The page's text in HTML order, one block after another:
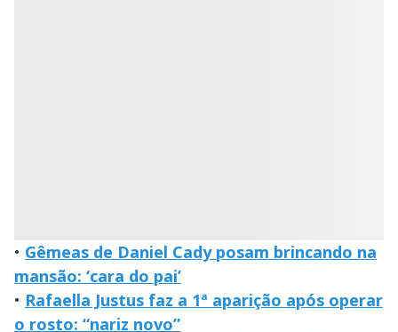
• Gêmeas de Daniel Cady posam brincando na
mansão: ‘cara do pai’
• Rafaella Justus faz a 1ª aparição após operar
o rosto: “nariz novo”